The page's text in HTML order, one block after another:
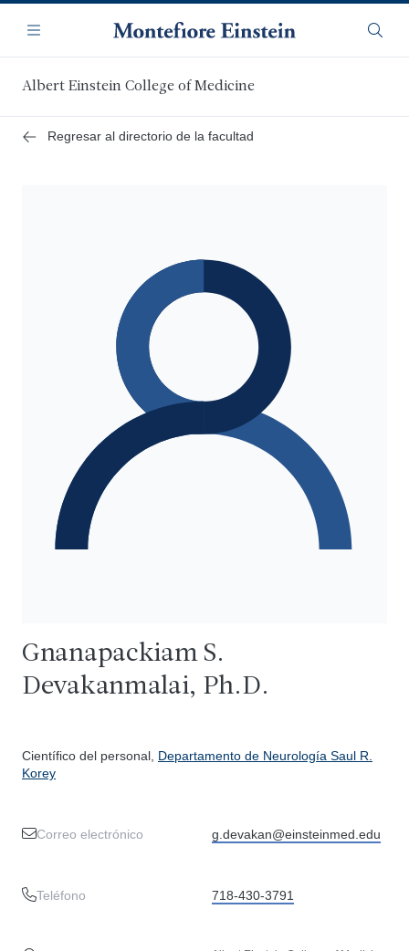
contenido
principal
Navegación
Menú
Albert Einstein College of Medicine
Regresar al directorio de la facultad
Gnanapackiam S.
Devakanmalai, Ph.D.
Científico del personal, Departamento de Neurología Saul R.
Korey
Correo electrónico g.devakan@einsteinmed.edu
Teléfono 718-430-3791